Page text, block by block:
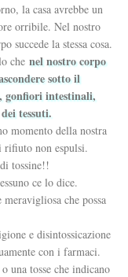
la casa avrebbe un
orribile. Nel nostro
succede la stessa cosa.
che nel nostro corpo
sotto il
gonfiori intestinali,
tessuti.
momento della nostra
rifiuto non espulsi.
tossine!!
ce lo dice.
che possa
e disintossicazione
con i farmaci.
una tosse che indicano